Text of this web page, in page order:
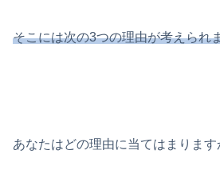
そこには次の3つの理由が考えられ
あなたはどの理由に当てはまります